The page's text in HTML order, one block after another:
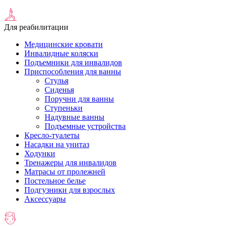
Для реабилитации
Медицинские кровати
Инвалидные коляски
Подъемники для инвалидов
Приспособления для ванны
Стулья
Сиденья
Поручни для ванны
Ступеньки
Надувные ванны
Подъемные устройства
Кресло-туалеты
Насадки на унитаз
Ходунки
Тренажеры для инвалидов
Матрасы от пролежней
Постельное белье
Подгузники для взрослых
Аксессуары